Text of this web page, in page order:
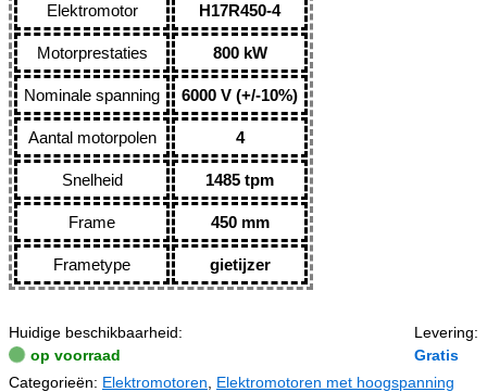
Elektromotor H17R450-4
Motorprestaties 800 kW
Nominale spanning 6000 V (+/-10%)
Aantal motorpolen 4
Snelheid 1485 tpm
Frame 450 mm
Frametype gietijzer
Huidige beschikbaarheid:
op voorraad
Levering:
Gratis
Categorieën: Elektromotoren
Elektromotoren met hoogspanning